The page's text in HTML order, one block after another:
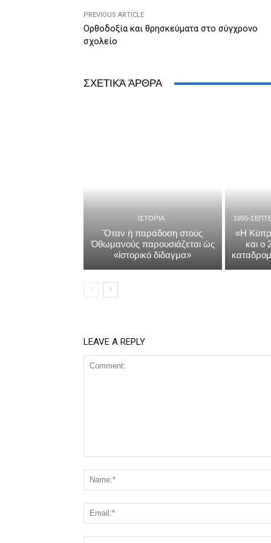
k
PREVIOUS ARTICLE
Ορθοδοξία και θρησκεύματα στο σύγχρονο
σχολείο
ΣΧΕΤΙΚΆ ΆΡΘΡΑ
ΙΣΤΟΡΊΑ
Ὅταν ἡ παράδοση στούς
Ὀθωμανούς παρουσιάζεται ὡς
«ἱστορικό δίδαγμα»
1955-
«Η
και ο
LEAVE A REPLY